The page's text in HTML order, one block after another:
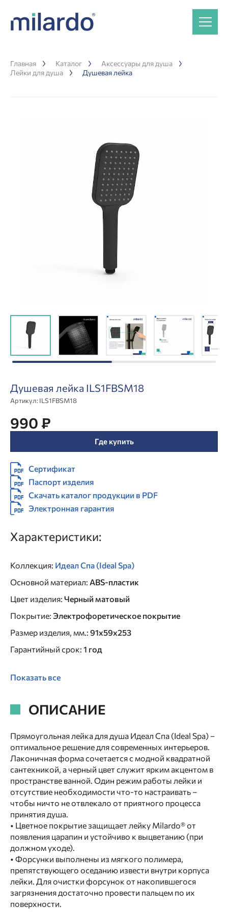
Главная Каталог
Аксессуары для душа
Лейки для душа
Душевая лейка
Душевая лейка ILS1FBSM18
Артикул:ILS1FBSM18
990 ₽
Где купить
Сертификат
Паспорт изделия
Скачать каталог продукции в PDF
Электронная гарантия
Характеристики:
Коллекция: Идеал Спа (Ideal Spa)
Основной материал: ABS-пластик
Цвет изделия: Черный матовый
Покрытие: Электрофоретическое покрытие
Размер изделия, мм.: 91x59x253
Гарантийный срок: 1 год
Показать все
ОПИСАНИЕ
Прямоугольная лейка для душа Идеал Спа (Ideal Spa) –
оптимальное решение для современных интерьеров.
Лаконичная форма сочетается с модной квадратной
сантехникой, а черный цвет служит ярким акцентом в
пространстве ванной. Один режим работы лейки и
отсутствие необходимости что-то настраивать –
чтобы ничто не отвлекало от приятного процесса
принятия душа.
• Цветное покрытие защищает лейку Milardo® от
появления царапин и устойчиво к выцветанию (при
должном уходе).
• Форсунки выполнены из мягкого полимера,
препятствующего оседанию извести внутри корпуса
лейки. Для очистки форсунок от накопившегося
загрязнения достаточно провести пальцем по их
поверхности.